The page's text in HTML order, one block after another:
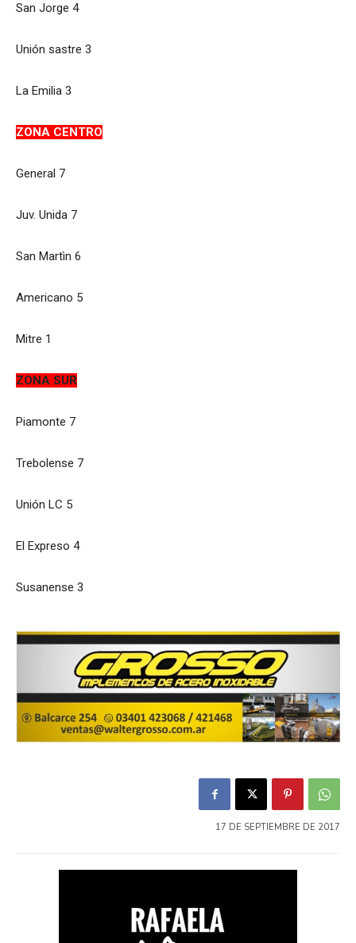
San Jorge 4
Unión sastre 3
La Emilia 3
ZONA CENTRO
General 7
Juv. Unida 7
San Martìn 6
Americano 5
Mitre 1
ZONA SUR
Piamonte 7
Trebolense 7
Unión LC 5
El Expreso 4
Susanense 3
17 DE SEPTIEMBRE DE 2017